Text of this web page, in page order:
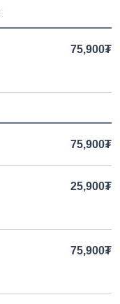
75,900₮
75,900₮
25,900₮
75,900₮